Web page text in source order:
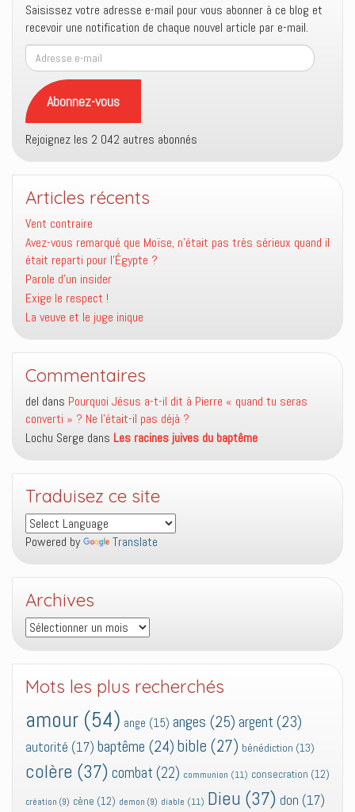
Saisissez votre adresse e-mail pour vous abonner à ce blog et
recevoir une notification de chaque nouvel article par e-mail.
Adresse
e-
mail
Abonnez-vous
Rejoignez les 2 042 autres abonnés
Articles récents
Vent contraire
Avez-vous remarqué que Moïse, n’était pas très sérieux quand il
était reparti pour l’Égypte ?
Parole d’un insider
Exige le respect !
La veuve et le juge inique
Commentaires
del dans Pourquoi Jésus a-t-il dit à Pierre « quand tu seras
converti » ? Ne l’était-il pas déjà ?
Lochu Serge dans Les racines juives du baptême
Traduisez ce site
Powered by Translate
Archives
Archives
Mots les plus recherchés
amour (54) ange (15) anges (25) argent (23)
autorité (17) baptême (24) bible (27) bénédiction (13)
colère (37) combat (22) communion (11) consecration (12)
création (9) cène (12) demon (9) diable (11) Dieu (37) don (17)